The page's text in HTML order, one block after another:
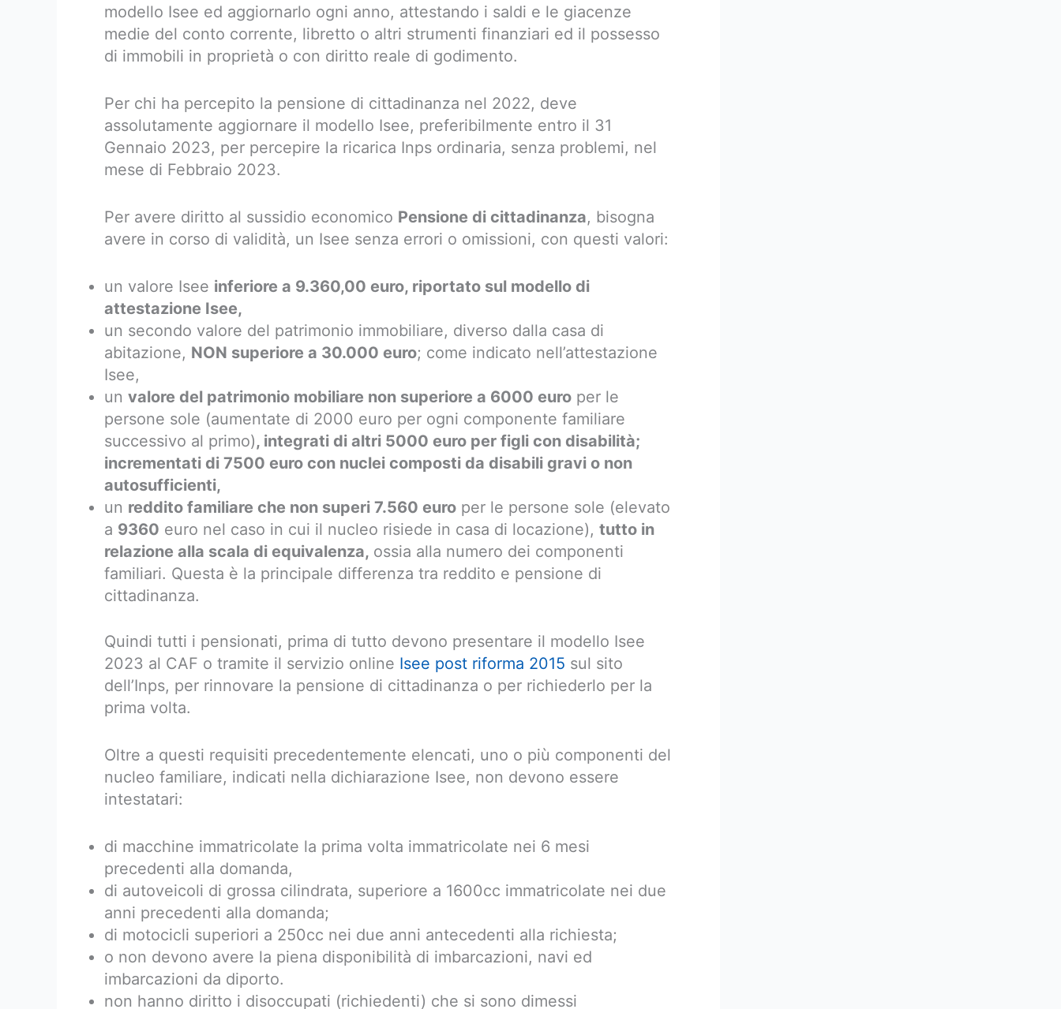
modello Isee ed aggiornarlo ogni anno, attestando i saldi e le giacenze
medie del conto corrente, libretto o altri strumenti finanziari ed il possesso
di immobili in proprietà o con diritto reale di godimento.
Per chi ha percepito la pensione di cittadinanza nel 2022, deve
assolutamente aggiornare il modello Isee, preferibilmente entro il 31
Gennaio 2023, per percepire la ricarica Inps ordinaria, senza problemi, nel
mese di Febbraio 2023.
Per avere diritto al sussidio economico Pensione di cittadinanza, bisogna
avere in corso di validità, un Isee senza errori o omissioni, con questi valori:
un valore Isee inferiore a 9.360,00 euro, riportato sul modello di
attestazione Isee,
un secondo valore del patrimonio immobiliare, diverso dalla casa di
abitazione, NON superiore a 30.000 euro; come indicato nell’attestazione
Isee,
un valore del patrimonio mobiliare non superiore a 6000 euro per le
persone sole (aumentate di 2000 euro per ogni componente familiare
successivo al primo), integrati di altri 5000 euro per figli con disabilità;
incrementati di 7500 euro con nuclei composti da disabili gravi o non
autosufficienti,
un reddito familiare che non superi 7.560 euro per le persone sole (elevato
a 9360 euro nel caso in cui il nucleo risiede in casa di locazione), tutto in
relazione alla scala di equivalenza, ossia alla numero dei componenti
familiari. Questa è la principale differenza tra reddito e pensione di
cittadinanza.
Quindi tutti i pensionati, prima di tutto devono presentare il modello Isee
2023 al CAF o tramite il servizio online Isee post riforma 2015 sul sito
dell’Inps, per rinnovare la pensione di cittadinanza o per richiederlo per la
prima volta.
Oltre a questi requisiti precedentemente elencati, uno o più componenti del
nucleo familiare, indicati nella dichiarazione Isee, non devono essere
intestatari:
di macchine immatricolate la prima volta immatricolate nei 6 mesi
precedenti alla domanda,
di autoveicoli di grossa cilindrata, superiore a 1600cc immatricolate nei due
anni precedenti alla domanda;
di motocicli superiori a 250cc nei due anni antecedenti alla richiesta;
o non devono avere la piena disponibilità di imbarcazioni, navi ed
imbarcazioni da diporto.
non hanno diritto i disoccupati (richiedenti) che si sono dimessi